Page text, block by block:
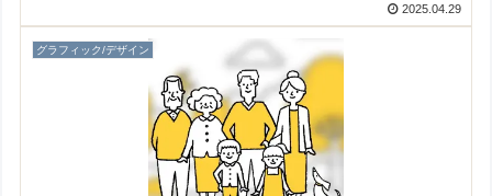
2025.04.29
グラフィック/デザイン